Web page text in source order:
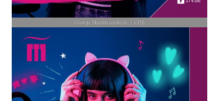
Giorgi Shashviashvili / GPB